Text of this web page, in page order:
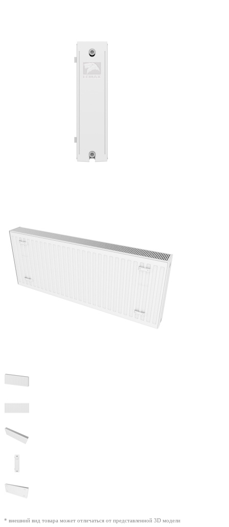
* внешний вид товара может отличаться от представленной 3D модели